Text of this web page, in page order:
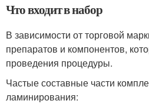
Что входит в набор
В зависимости от торговой
препаратов и компонентов,
проведения процедуры.
Частые составные части
ламинирования: